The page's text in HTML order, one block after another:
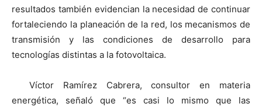
resultados también evidencian la necesidad de continuar
fortaleciendo la planeación de la red, los mecanismos de
transmisión y las condiciones de desarrollo para
tecnologías distintas a la fotovoltaica.
Víctor Ramírez Cabrera, consultor en materia
energética, señaló que “es casi lo mismo que las